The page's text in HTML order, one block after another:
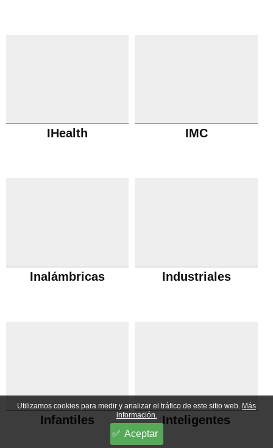
IHealth IMC
Inalámbricas Industriales
Infantiles Inteligentes
Utilizamos cookies para medir y analizar el tráfico de este sitio web. Más
información.
Aceptar